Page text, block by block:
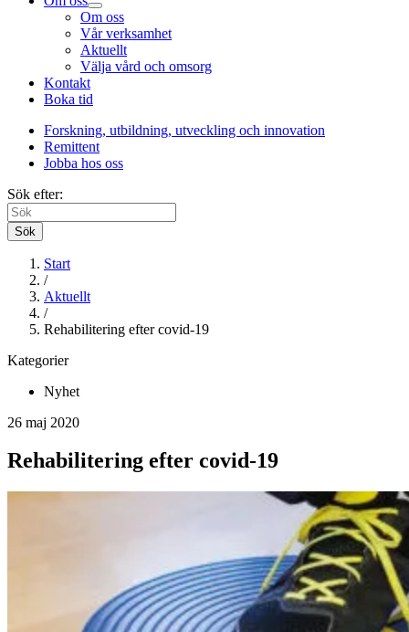
Om oss
Vår verksamhet
Aktuellt
Välja vård och omsorg
Kontakt
Boka tid
Forskning, utbildning, utveckling och innovation
Remittent
Jobba hos oss
Sök efter:
Sök
Start
/
Aktuellt
/
Rehabilitering efter covid-19
Kategorier
Nyhet
26 maj 2020
Rehabilitering efter covid-19